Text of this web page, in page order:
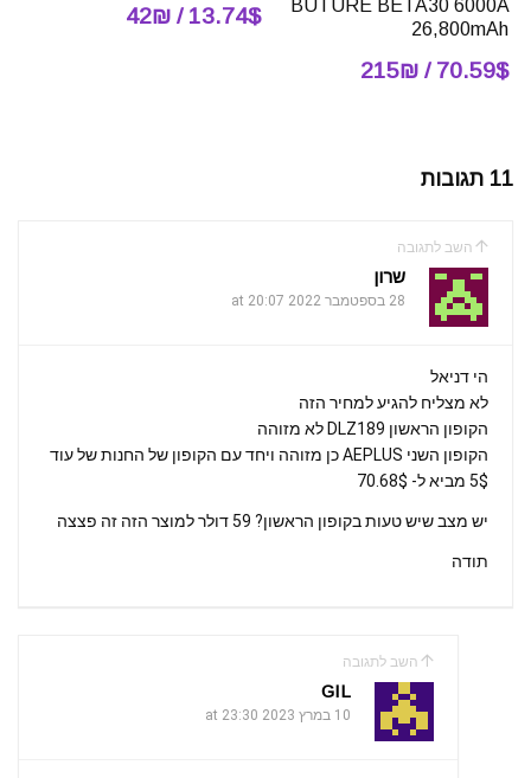
BUTURE BETA30 6000A
26,800mAh
70.59$ / 215₪
13.74$ / 42₪
11 תגובות
השב לתגובה
שרון
28 בספטמבר 2022 at 20:07
הי דניאל
לא מצליח להגיע למחיר הזה
הקופון הראשון DLZ189 לא מזוהה
הקופון השני AEPLUS כן מזוהה ויחד עם הקופון של החנות של עוד
5$ מביא ל- 70.68$
יש מצב שיש טעות בקופון הראשון? 59 דולר למוצר הזה זה פצצה
תודה
השב לתגובה
GIL
10 במרץ 2023 at 23:30